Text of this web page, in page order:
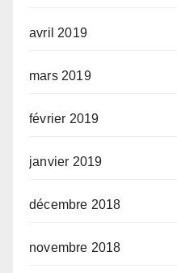
avril 2019
mars 2019
février 2019
janvier 2019
décembre 2018
novembre 2018